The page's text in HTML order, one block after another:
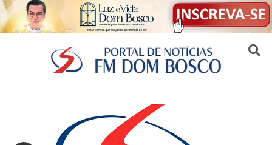
Sair da versão mobile